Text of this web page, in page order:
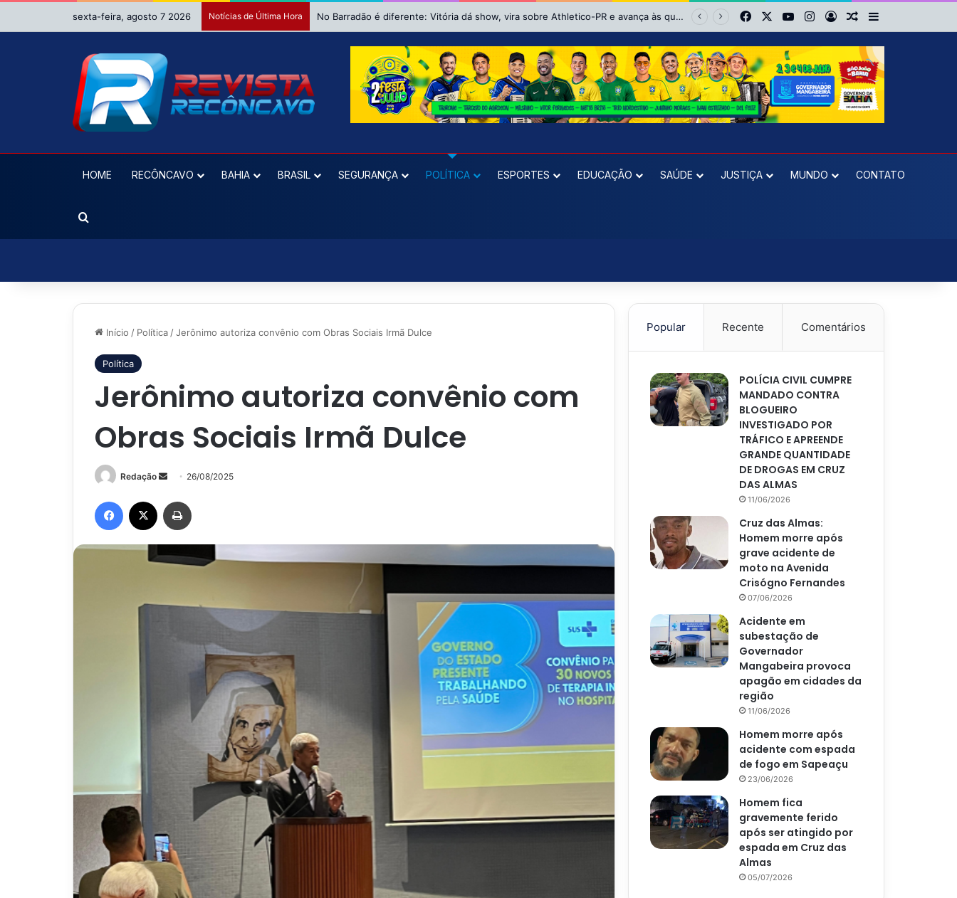
sexta-feira, agosto 7 2026 Notícias de Última Hora No Barradão é diferente: Vitória dá show, vira sobre Athletico-PR e avança às quartas da Copa do Brasil FacebookYouTubeInstagram
EntrarArtigo aleatório
Barra Lateral
HOME RECÔNCAVO BAHIA BRASIL SEGURANÇA POLÍTICA ESPORTES EDUCAÇÃO SAÚDE JUSTIÇA MUNDO CONTATO
Procurar por
Início / Política / Jerônimo autoriza convênio com Obras Sociais Irmã Dulce
Política
Jerônimo autoriza convênio com
Obras Sociais Irmã Dulce
Redação
Mande
e-
mail
26/08/2025
Facebook
Popular Recente Comentários
POLÍCIA CIVIL CUMPRE
MANDADO CONTRA
BLOGUEIRO
INVESTIGADO POR
TRÁFICO E APREENDE
GRANDE QUANTIDADE
DE DROGAS EM CRUZ
DAS ALMAS
11/06/2026
Cruz das Almas:
Homem morre após
grave acidente de
moto na Avenida
Crisógno Fernandes
07/06/2026
Acidente em
subestação de
Governador
Mangabeira provoca
apagão em cidades da
região
11/06/2026
Homem morre após
acidente com espada
de fogo em Sapeaçu
23/06/2026
Homem fica
gravemente ferido
após ser atingido por
espada em Cruz das
Almas
05/07/2026